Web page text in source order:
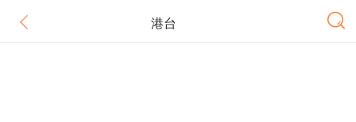
港台